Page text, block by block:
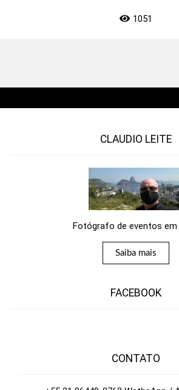
1051
CLAUDIO LEITE
Fotógrafo de eventos em
Saiba mais
FACEBOOK
CONTATO